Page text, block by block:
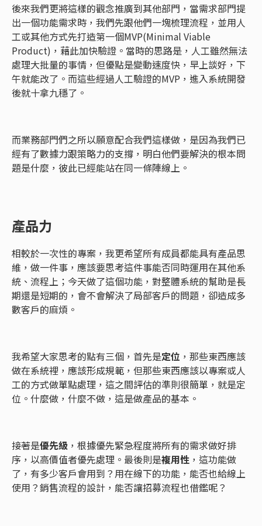
後來我們更將這樣的觀念推廣到其他部門，當需求部門提
出一個功能需求時，我們先跟他們一塊梳理流程，並用人
工或其他方式先打造第一個MVP(Minimal Viable
Product)，藉此加快驗證。當時的思路是，人工雖然無法
處理大批量的事情，但優點是變動速度快，早上談好，下
午就能改了。而這些經過人工驗證的MVP，進入系統開發
後就十拿九穩了。
而業務部門們之所以願意配合我們這樣做，是因為我們已
經有了數據力跟策略力的支撐，明白他們要解決的根本問
題是什麼，彼此已經能站在同一條陣線上。
產品力
相較於一次性的專案，我更希望所有成員都能具有產品思
維，做一件事，應該要思考這件事能否同時運用在其他系
統、流程上；今天做了這個功能，對整體系統的幫助是長
期還是短期的，會不會解決了局部客戶的問題，卻造成多
數客戶的麻煩。
我希望大家思考的點有三個，首先是定位 ，那些東西應該
做在系統裡，應該形成規範，但那些東西應該以專案或人
工的方式做單點處理，這之間評估的準則很簡單，就是定
位。什麼做，什麼不做，這是做產品的基本。
接著是優先級 ，根據優先緊急程度將所有的需求做好排
序，以高價值者優先處理。最後則是複用性 ，這功能做
了，有多少客戶會用到？用在線下的功能，能否也給線上
使用？銷售流程的設計，能否讓招募流程也借鑑呢？